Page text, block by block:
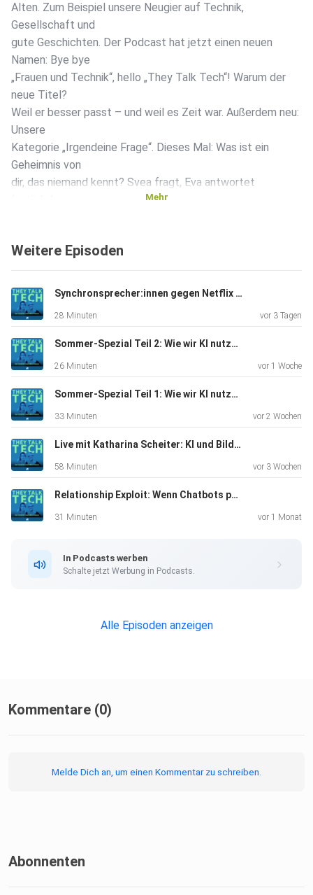
Alten. Zum Beispiel unsere Neugier auf Technik,
Gesellschaft und
gute Geschichten. Der Podcast hat jetzt einen neuen
Namen: Bye bye
„Frauen und Technik“, hello „They Talk Tech“! Warum der
neue Titel?
Weil er besser passt – und weil es Zeit war. Außerdem neu:
Unsere
Kategorie „Irgendeine Frage“. Dieses Mal: Was ist ein
Geheimnis von
dir, das niemand kennt? Svea fragt, Eva antwortet
beiden Hosts sprechen über KI im Alltag, Bequemlichkeit –
das mit unseren Fähigkeiten macht. Überraschende
Einsichten
inklusive. Und zum Schluss ein echtes Highlight: Lea
Schönherr vom
Helmholtz-Zentrum für Informationssicherheit ist zu Gast.
forscht zu KI und Stimmen – und erklärt, wie einfach es
heute ist,
fortlaufender
Story über einen Scammer… Shownotes c’t Artikel zum
https://www.heise.de/hintergrund/Kuenstliche-Intelligenz-
Wie-Nutzer-das-kritische-Denken-verlernen-
chatgpt-wird-immer-plappern/2090727
Mehr
Weitere Episoden
Synchronsprecher:innen gegen Netflix mit Anna-Sophia Lumpe
28 Minuten vor 3 Tagen
Sommer-Spezial Teil 2: Wie wir KI nutzen, Claude als persönlicher Assistent
26 Minuten vor 1 Woche
Sommer-Spezial Teil 1: Wie wir KI nutzen, Jailbreaks und Vibe-Coding
33 Minuten vor 2 Wochen
Live mit Katharina Scheiter: KI und Bildung - Verlernen wir gerade, wie man denkt?
58 Minuten vor 3 Wochen
Relationship Exploit: Wenn Chatbots petzen - Krise am Arbeitsplatz bei Meta
31 Minuten vor 1 Monat
In Podcasts werben
Schalte jetzt Werbung in Podcasts.
Alle Episoden anzeigen
Kommentare (0)
Melde Dich an, um einen Kommentar zu schreiben.
Abonnenten